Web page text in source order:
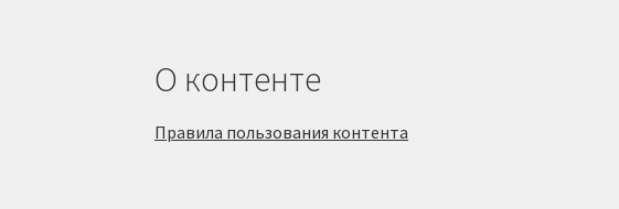
О контенте
Правила пользования контента